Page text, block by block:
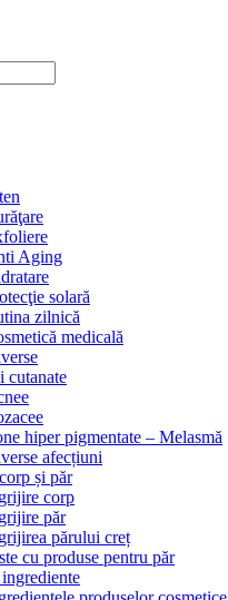
Aging
solară
zilnică
medicală
cutanate
hiper pigmentate – Melasmă
afecțiuni
și păr
corp
păr
părului creț
cu produse pentru păr